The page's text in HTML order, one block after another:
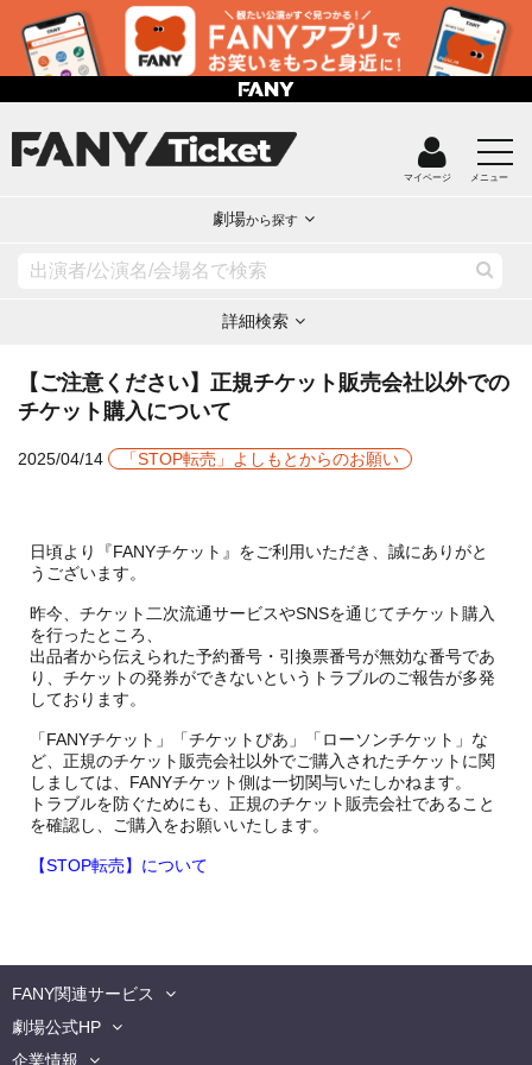
マイページ メニュー
劇場から探す
詳細検索
【ご注意ください】正規チケット販売会社以外での
チケット購入について
2025/04/14 「STOP転売」よしもとからのお願い
日頃より『FANYチケット』をご利用いただき、誠にありがと
うございます。
昨今、チケット二次流通サービスやSNSを通じてチケット購入
を行ったところ、
出品者から伝えられた予約番号・引換票番号が無効な番号であ
り、チケットの発券ができないというトラブルのご報告が多発
しております。
「FANYチケット」「チケットぴあ」「ローソンチケット」な
ど、正規のチケット販売会社以外でご購入されたチケットに関
しましては、FANYチケット側は一切関与いたしかねます。
トラブルを防ぐためにも、正規のチケット販売会社であること
を確認し、ご購入をお願いいたします。
【STOP転売】について
FANY関連サービス
劇場公式HP
企業情報